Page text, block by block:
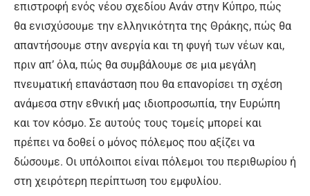
επιστροφή ενός νέου σχεδίου Ανάν στην Κύπρο, πώς
θα ενισχύσουμε την ελληνικότητα της Θράκης, πώς θα
απαντήσουμε στην ανεργία και τη φυγή των νέων και,
πριν απ’ όλα, πώς θα συμβάλουμε σε μια μεγάλη
πνευματική επανάσταση που θα επανορίσει τη σχέση
ανάμεσα στην εθνική μας ιδιοπροσωπία, την Ευρώπη
και τον κόσμο. Σε αυτούς τους τομείς μπορεί και
πρέπει να δοθεί ο μόνος πόλεμος που αξίζει να
δώσουμε. Οι υπόλοιποι είναι πόλεμοι του περιθωρίου ή
στη χειρότερη περίπτωση του εμφυλίου.